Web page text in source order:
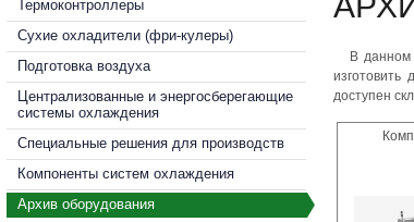
Термоконтроллеры
Cухие охладители (фри-кулеры)
Подготовка воздуха
Централизованные и энергосберегающие
системы охлаждения
Специальные решения для производств
Компоненты систем охлаждения
Архив оборудования
В данном
доступен